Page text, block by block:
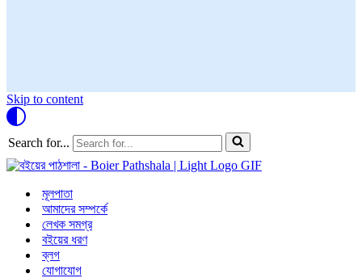
Skip to content
Search for...
মূলপাতা
আমাদের সম্পর্কে
লেখক সমগ্র
বইয়ের ধরণ
ব্লগ
যোগাযোগ